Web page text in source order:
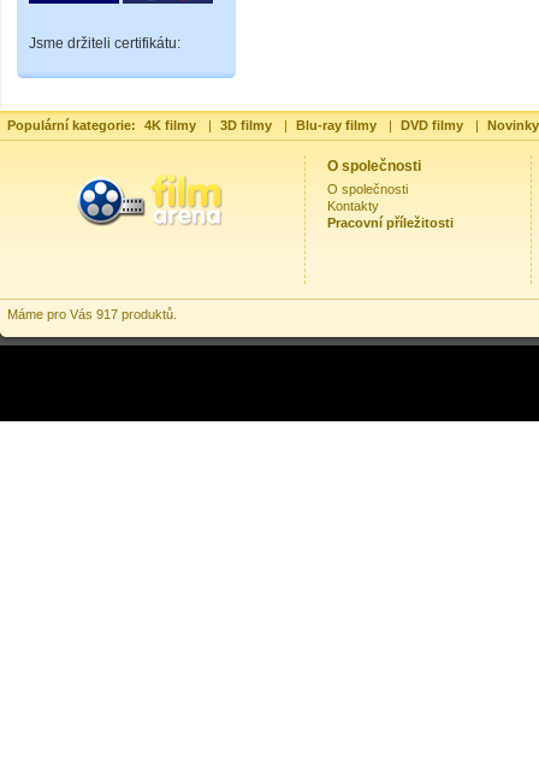
Jsme držiteli certifikátu:
Populární kategorie: 4K filmy | 3D filmy | Blu-ray filmy | DVD filmy |
O společnosti
O společnosti
Kontakty
Pracovní příležitosti
Máme pro Vás 917 produktů.